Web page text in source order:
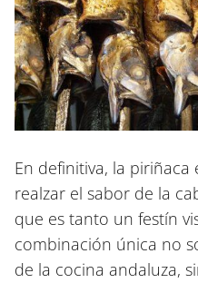
En definitiva, la piriñaca
realzar el sabor de la
que es tanto un festín
combinación única no
de la cocina andaluza,